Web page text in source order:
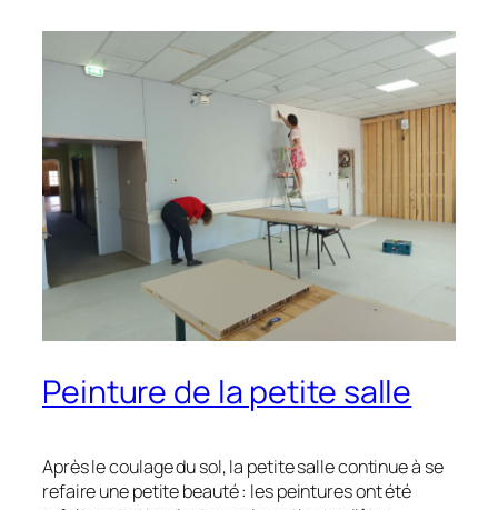
Peinture de la petite salle
Après le coulage du sol, la petite salle continue à se
refaire une petite beauté : les peintures ont été